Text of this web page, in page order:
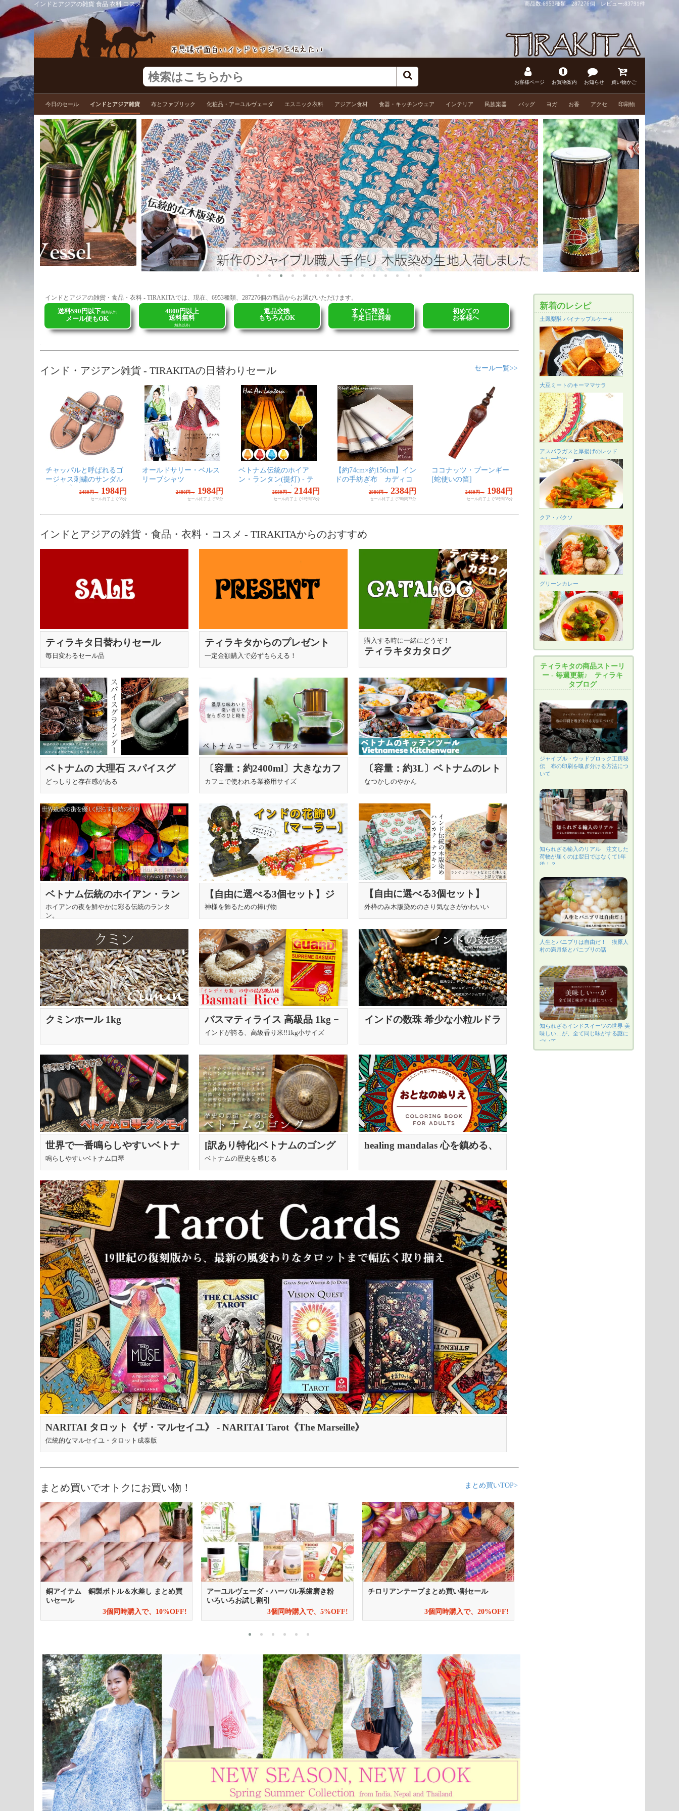
インドとアジアの雑貨 食品 衣料 コスメ 商品数:6953種類、287276個 レビュー:83791件
お客様ページ お買物案内 お知らせ 買い物かご
今日のセール インドとアジア雑貨 布とファブリック 化粧品・アーユルヴェーダ エスニック衣料 アジアン食材 食器・キッチンウェア インテリア 民族楽器 バッグ ヨガ お香 アクセ 印刷物
インドとアジアの雑貨・食品・衣料 - TIRAKITAでは、現在、6953種類、287276個の商品からお選びいただけます。
送料590円以下(離島以外)
メール便もOK
4800円以上
送料無料
(離島以外)
返品交換
もちろんOK
すぐに発送！
予定日に到着
初めての
お客様へ
インド・アジアン雑貨 - TIRAKITAの日替わりセール セール一覧>>
ャッパルと呼ばれるゴ
ジャス刺繍のサンダル
オールドサリー・ベルス
リーブシャツ
ベトナム伝統のホイア
ン・ランタン(提灯) - テ
ィアドロップ（小）
【約74cm×約156cm】イン
ドの手紡ぎ布 カディコ
ットンのガムチャ
ココナッツ・プーンギー
[蛇使いの笛]
男性用宮廷靴 - モジャリ
2144円
3時間38分
ウッドブロックスタンプ
【枝】[17cm x 9cm]
2980円→
セール終了まで
インドとアジアの雑貨・食品・衣料・コスメ - TIRAKITAからのおすすめ
ティラキタ日替わりセール
毎日変わるセール品
ティラキタからのプレゼント
一定金額購入で必ずもらえる！
購入する時に一緒にどうぞ！
ティラキタカタログ
ベトナムの 大理石 スパイスグ
ラインダー 外径9cm 950g
どっしりと存在感がある
〔容量：約2400ml〕大きなカフ
ェサイズ ベトナムコーヒーメ
イカー フィルターコーヒー
カフェで使われる業務用サイズ
〔容量：約3L〕ベトナムのレト
ロなアルミやかん たっぷり沸
かせて昔ながらのフォルム 素
朴なアルミの風合い
なつかしのやかん
ベトナム伝統のホイアン・ラン
タン(提灯) - ティアドロップ
（中）
ホイアンの夜を鮮やかに彩る伝統のランタ
ン。
【自由に選べる3個セット】ジ
ュエル・マーラー 神様のため
のアクセサリー キラキラ ミ
ニサイズのネックレス パール
タイプ
神様を飾るための捧げ物
【自由に選べる3個セット】
〔約50cmx約50cm〕ナチュラル
な生成りを囲む 色鮮やかな更
紗木版染めフレームクロス ハ
ンカチ ランチョンマットやお
弁当包みなどへ
外枠のみ木版染めのさり気なさがかわいい
クミンホール 1kg
バスマティライス 高級品 1kg −
Basmati Rice 【LAL QILLA】
インドが誇る、高級香り米!!1kg小サイズ
インドの数珠 希少な小粒ルドラ
世界で一番鳴らしやすいベトナ
ムの口琴 - スタンダード・ダン
モイ
鳴らしやすいベトナム口琴
[訳あり特化]ベトナムのゴング
（銅鑼）18.5cm
ベトナムの歴史を感じる
healing mandalas 心を鎮める、
NARITAI タロット《ザ・マルセイユ》 - NARITAI Tarot《The Marseille》
伝統的なマルセイユ・タロット成泰版
まとめ買いでオトクにお買い物！ まとめ買いTOP>
水差し まとめ買
アーユルヴェーダ・ハーバル系歯磨き粉
3個同時購入で、5%OFF!
チロリアンテープまとめ買い割セール
3個同時購入で、20%OFF!
お得なカレー皿・小皿まとめ買い割セール
3個同時購入で、10%OFF!
新着のレシピ
土鳳梨酥 パイナップルケーキ
大豆ミートのキーママサラ
アスパラガスと厚揚げのレッド
カレー炒め
クア・バクソ
グリーンカレー
ティラキタの商品ストーリ
ー - 毎週更新♪ ティラキ
タブログ
ジャイプル・ウッドブロック工房秘
伝 布の印刷を嗅ぎ分ける方法につ
いて
知られざる輸入のリアル 注文した
荷物が届くのは翌日ではなくて1年
後！？
人生とパニプリは自由だ！ 獏原人
村の満月祭とパニプリの話
知られざるインドスイーツの世界 美
味しい…が、全て同じ味がする謎に
ついて